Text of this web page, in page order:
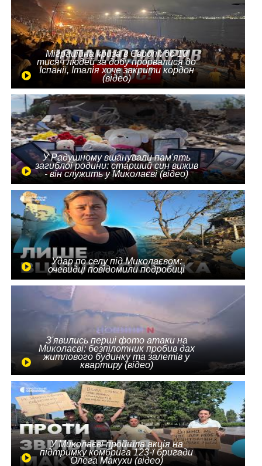
Міграційна криза в Європі: до 10
тисяч людей за добу прорвалися до
Іспанії, Італія хоче закрити кордон
(відео)
У Радушному вшанували пам'ять
загиблої родини: старший син вижив
- він служить у Миколаєві (відео)
Удар по селу під Миколаєвом:
очевидці повідомили подробиці
З'явились перші фото атаки на
Миколаєві: безпілотник пробив дах
житлового будинку та залетів у
квартиру (відео)
У Миколаєві пройшла акція на
підтримку комбрига 123-ї бригади
Олега Макухи (відео)